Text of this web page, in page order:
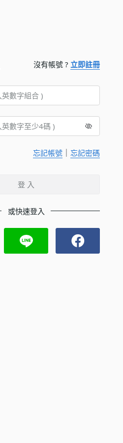
沒有帳號 ? 立即註冊
忘記帳號 忘記密碼
登 入
或快速登入